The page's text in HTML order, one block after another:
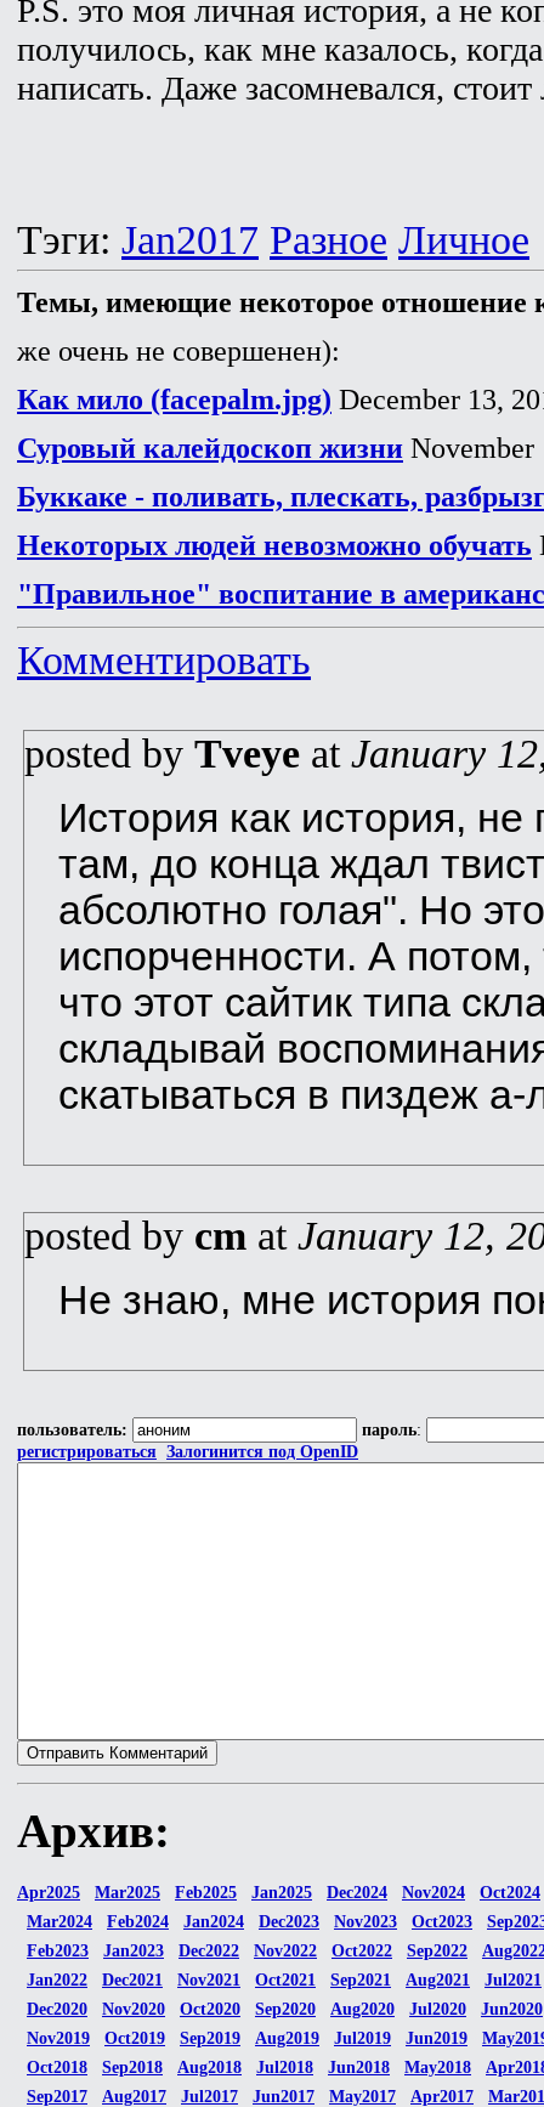
P.S. это моя личная история, а не
получилось, как мне казалось,
написать. Даже засомневался,
Тэги: Jan2017 Разное Личное
Темы, имеющие некоторое отношение
же очень не совершенен):
Как мило (facepalm.jpg) December 13,
Суровый калейдоскоп жизни November
Буккаке - поливать, плескать,
Некоторых людей невозможно обучать
"Правильное" воспитание в
Комментировать
posted by Tveye at January
История как история, не
там, до конца ждал
абсолютно голая". Но
испорченности. А
что этот сайтик типа
складывай
скатываться в пиздеж а-
posted by cm at January 12,
Не знаю, мне история
пользователь: пароль:
регистрироваться Залогинится под OpenID
Архив:
Apr2025 Mar2025 Feb2025 Jan2025 Dec2024 Nov2024
Oct2024
Mar2024
Feb2024 Jan2024 Dec2023 Nov2023 Oct2023
Feb2023
Jan2023 Dec2022 Nov2022 Oct2022 Sep2022
Jan2022
Dec2021 Nov2021 Oct2021 Sep2021 Aug2021
Jul2021
Dec2020
Nov2020 Oct2020 Sep2020 Aug2020 Jul2020
Jun2020
Nov2019
Oct2019 Sep2019 Aug2019 Jul2019 Jun2019
Oct2018
Sep2018 Aug2018 Jul2018 Jun2018 May2018
Sep2017
Aug2017 Jul2017 Jun2017 May2017 Apr2017